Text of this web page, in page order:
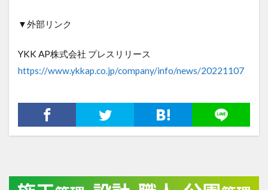
▼外部リンク
YKK AP株式会社 プレスリリース
https://www.ykkap.co.jp/company/info/news/20221107